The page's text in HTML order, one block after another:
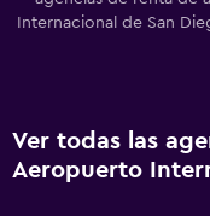
Internacional de San
Ver todas las
Aeropuerto